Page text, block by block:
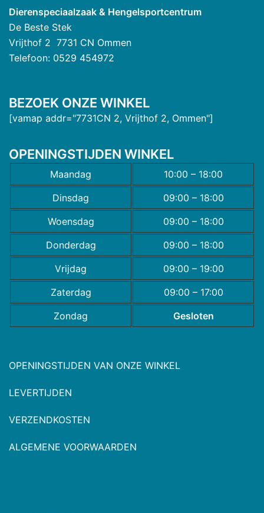
Dierenspeciaalzaak & Hengelsportcentrum
De Beste Stek
Vrijthof 2 7731 CN Ommen
Telefoon: 0529 454972
BEZOEK ONZE WINKEL
[vamap addr="7731CN 2, Vrijthof 2, Ommen"]
OPENINGSTIJDEN WINKEL
Maandag
10:00 – 18:00
Dinsdag
09:00 – 18:00
Woensdag
09:00 – 18:00
Donderdag
09:00 – 18:00
Vrijdag
09:00 – 19:00
Zaterdag
09:00 – 17:00
Zondag
Gesloten
OPENINGSTIJDEN VAN ONZE WINKEL
LEVERTIJDEN
VERZENDKOSTEN
ALGEMENE VOORWAARDEN